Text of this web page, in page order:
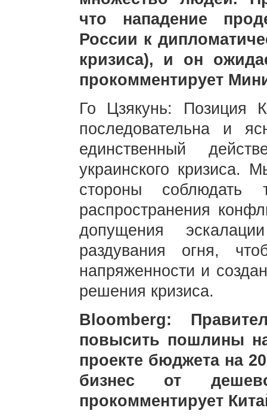
что нападение
России к
кризиса), и он
прокомментирует
Го Цзякунь: Позиция
последовательна и
единственный
украинского кризиса.
стороны соблюдать
распространения
допущения
раздувания огня,
напряженности и
решения кризиса.
Bloomberg:
повысить пошлины
проекте бюджета на
бизнес от
прокомментирует